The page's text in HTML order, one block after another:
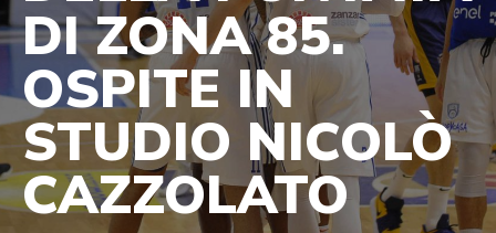
DI ZONA 85.
OSPITE IN
STUDIO NICOLÒ
CAZZOLATO